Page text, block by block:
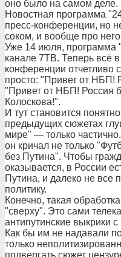
оно было на самом деле.
Новостная программа
пресс-конференции, но
соком, и вообще про
Уже 14 июля, программа
канале 7ТВ. Теперь всё
конференции отчетливо
просто: "Привет от
"Привет от НБП! Россия
Колоскова!".
И тут становится
предыдущих сюжетах
мире" — только
он кричал не только
без Путина". Чтобы
оказывается, в России
Путина, и далеко не
политику.
Конечно, такая
"сверху". Это сами
антипутинские выкрики
Как бы им не надавали
только
подвергать сюжет